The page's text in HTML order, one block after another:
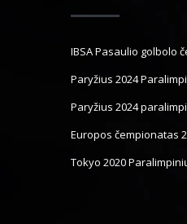
IBSA Pasaulio golbolo
Paryžius 2024
Paryžius 2024
Europos čempionatas
Tokyo 2020